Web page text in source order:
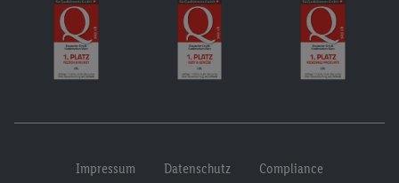
Impressum Datenschutz Compliance